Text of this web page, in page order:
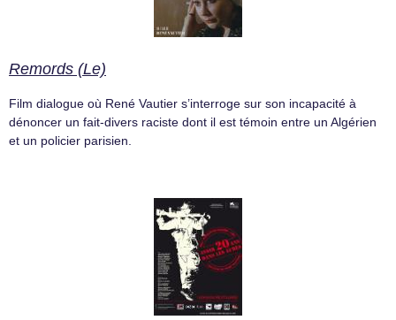
Remords (Le)
Film dialogue où René Vautier s’interroge sur son incapacité à
dénoncer un fait-divers raciste dont il est témoin entre un Algérien
et un policier parisien.